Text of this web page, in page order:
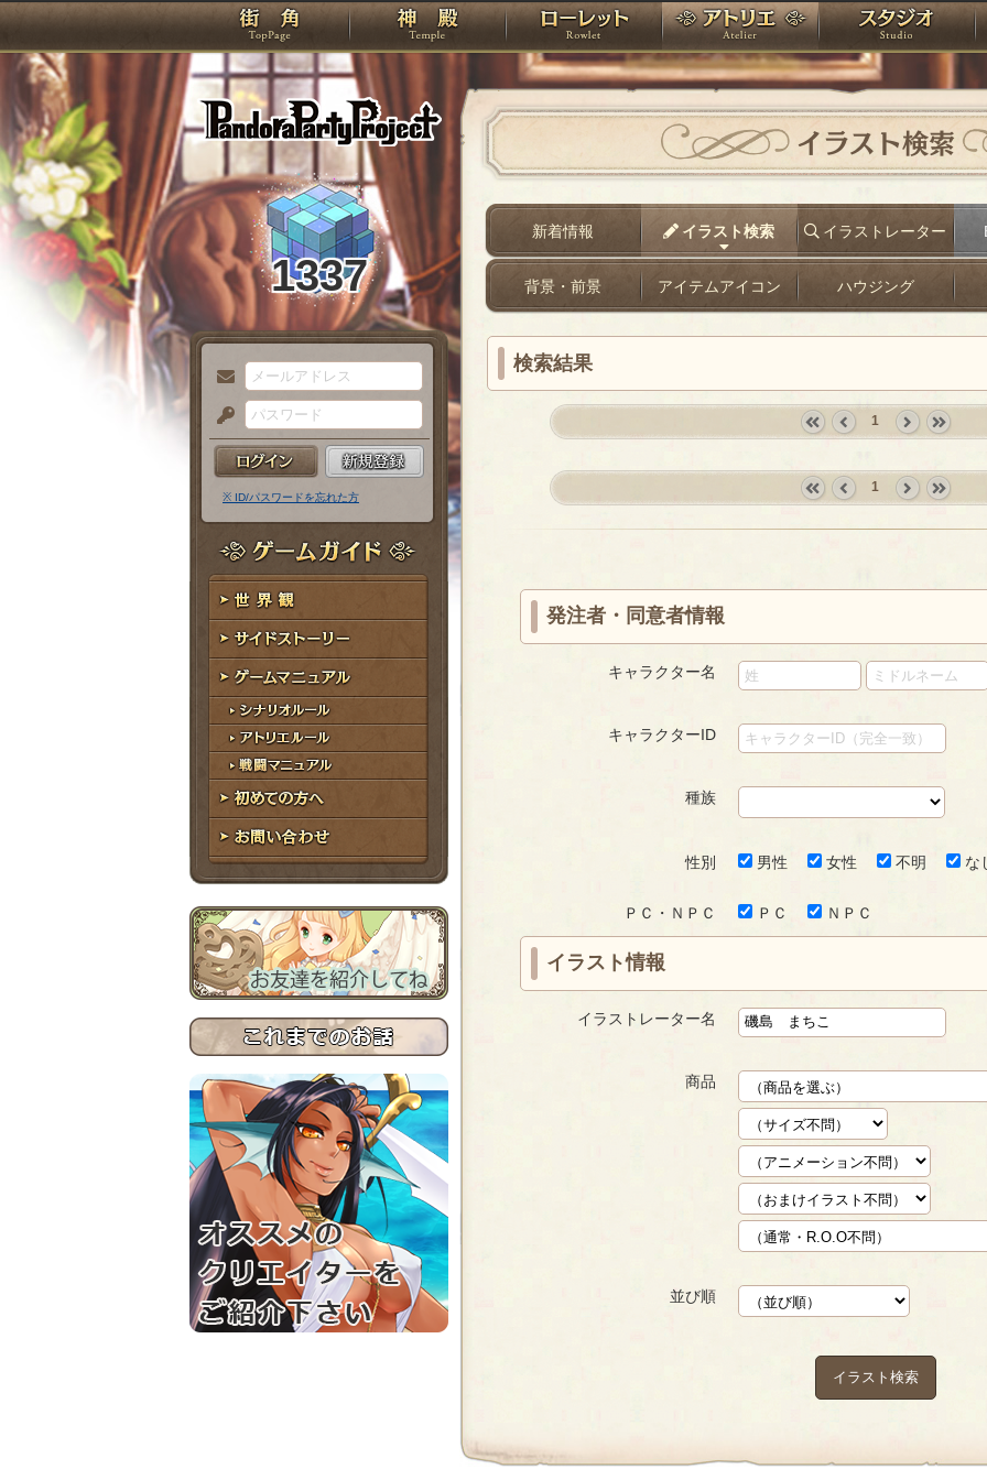
PandoraPartyProject
TOP 神殿 ローレット アトリエ
1337
メ
ー
ル
ア
ド
レ
ス
パ
ス
ー
ド
※ ID/パスワードを忘れた方
ゲームガイド
世界観
サイドストーリー
ゲームマニュアル
シナリオルール
アトリエルール
戦闘マニュアル
初めての方へ
お問い合わせ
イラスト検索
新着情報 イラスト検索 イラストレーター
背景・前景 アイテムアイコン ハウジング
検索結果
first prev
1
›
»
1
発注者・同意者情報
キャラクター名
キャラクターID
種族
性別 男性 女性 不明 な
ＰＣ・ＮＰＣ ＰＣ ＮＰＣ
イラスト情報
イラストレーター名
商品
並び順
イラスト検索